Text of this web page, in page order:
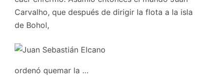
Carvalho, que después de dirigir la flota a la isla
de Bohol,
ordenó quemar la …